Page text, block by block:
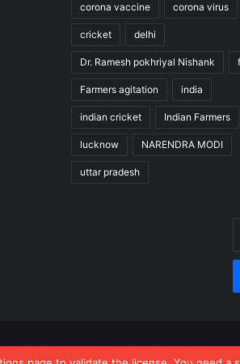
corona vaccine corona virus
cricket delhi
Dr. Ramesh pokhriyal Nishank
Farmers agitation india
indian cricket Indian Farmers
lucknow NARENDRA MODI
uttar pradesh
Analysis